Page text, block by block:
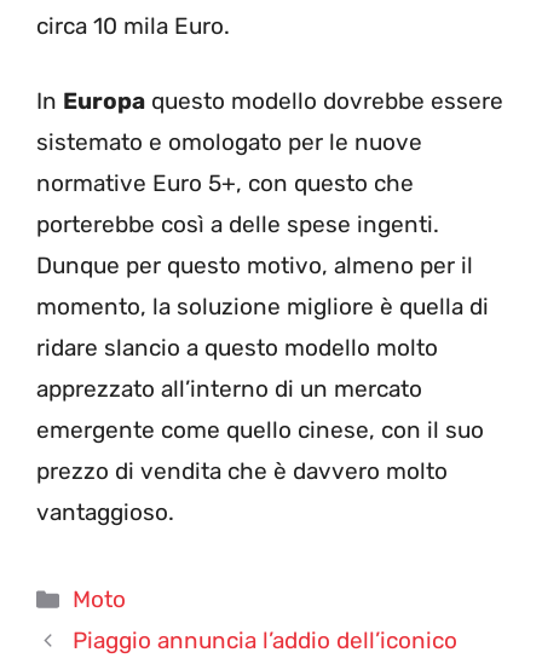
circa 10 mila Euro.
In Europa questo modello dovrebbe essere
sistemato e omologato per le nuove
normative Euro 5+, con questo che
porterebbe così a delle spese ingenti.
Dunque per questo motivo, almeno per il
momento, la soluzione migliore è quella di
ridare slancio a questo modello molto
apprezzato all’interno di un mercato
emergente come quello cinese, con il suo
prezzo di vendita che è davvero molto
vantaggioso.
Categorie
Moto
Piaggio annuncia l’addio dell’iconico